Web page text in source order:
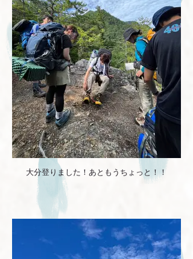
大分登りました！あともうちょっと！！